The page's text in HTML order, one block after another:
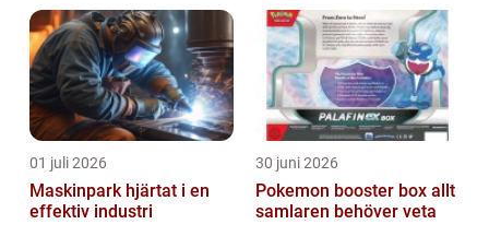
01 juli 2026
Maskinpark hjärtat i en
effektiv industri
30 juni 2026
Pokemon booster box allt
samlaren behöver veta